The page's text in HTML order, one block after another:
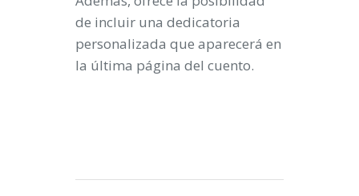
de incluir una dedicatoria
personalizada que aparecerá en
la última página del cuento.